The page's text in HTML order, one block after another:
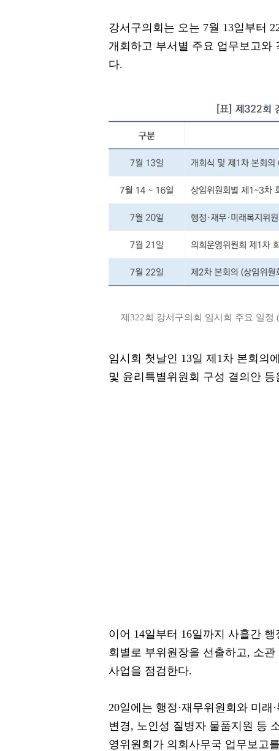
강서구의회는 오는 7월 13일부터
개회하고 부서별 주요 업무보고와
다.
제322회 강서구의회 임시회 주요 일정
임시회 첫날인 13일 제1차 본회의
및 윤리특별위원회 구성 결의안
이어 14일부터 16일까지 사흘간 행
회별로 부위원장을 선출하고, 소
사업을 점검한다.
20일에는 행정·재무위원회와 미
변경, 노인성 질병자 물품지원 등
영위원회가 의회사무국 업무보고